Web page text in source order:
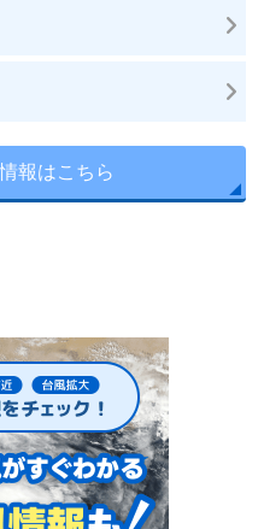
報はこちら